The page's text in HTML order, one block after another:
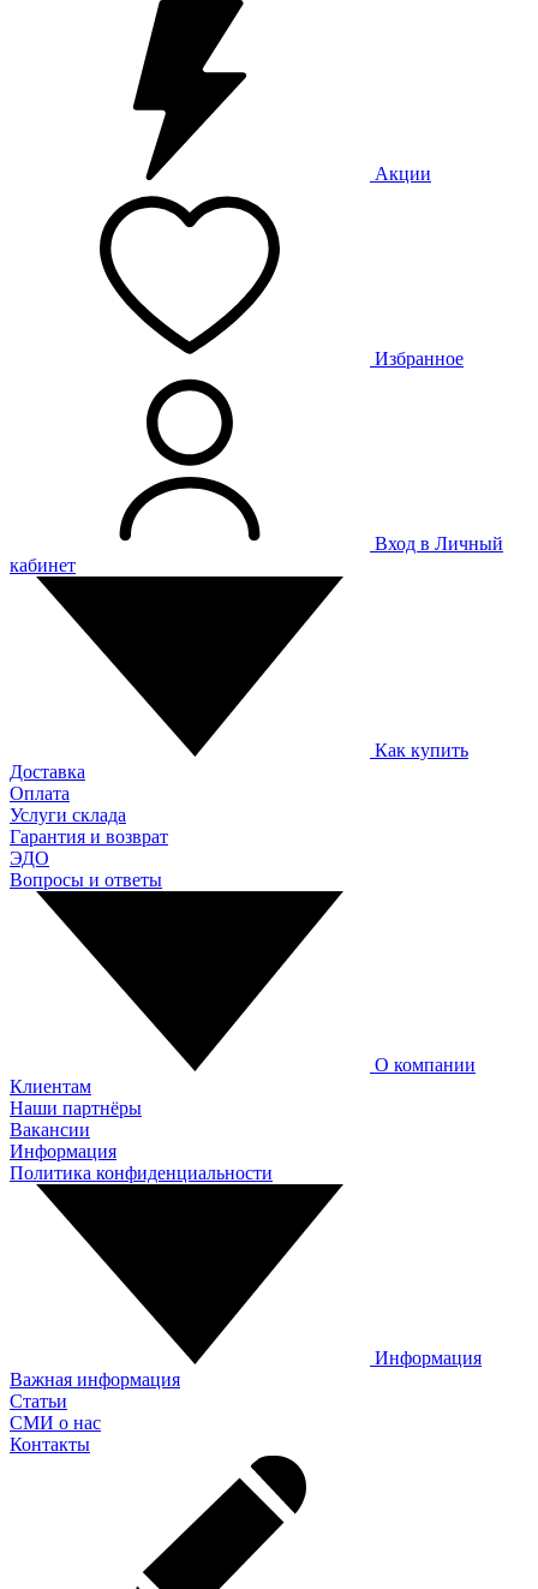
Акции
Избранное
Вход в Личный
кабинет
Как купить
Доставка
Оплата
Услуги склада
Гарантия и возврат
ЭДО
Вопросы и ответы
О компании
Клиентам
Наши партнёры
Вакансии
Информация
Политика конфиденциальности
Информация
Важная информация
Статьи
СМИ о нас
Контакты